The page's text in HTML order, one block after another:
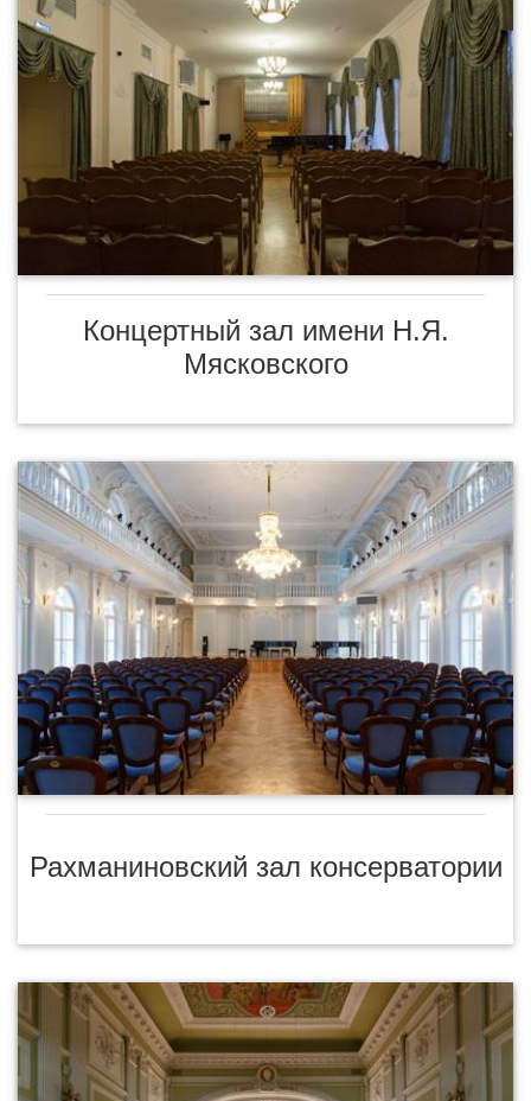
Концертный зал имени Н.Я.
Мясковского
Рахманиновский зал консерватории